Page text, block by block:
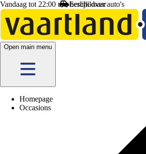
Vandaag tot 22:00 uur beschikbaar
Open main menu
Homepage
Occasions